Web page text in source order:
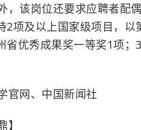
，该岗位还要求应聘者配
2项及以上国家级项目，以
省优秀成果奖一等奖1项
官网、中国新闻社
】